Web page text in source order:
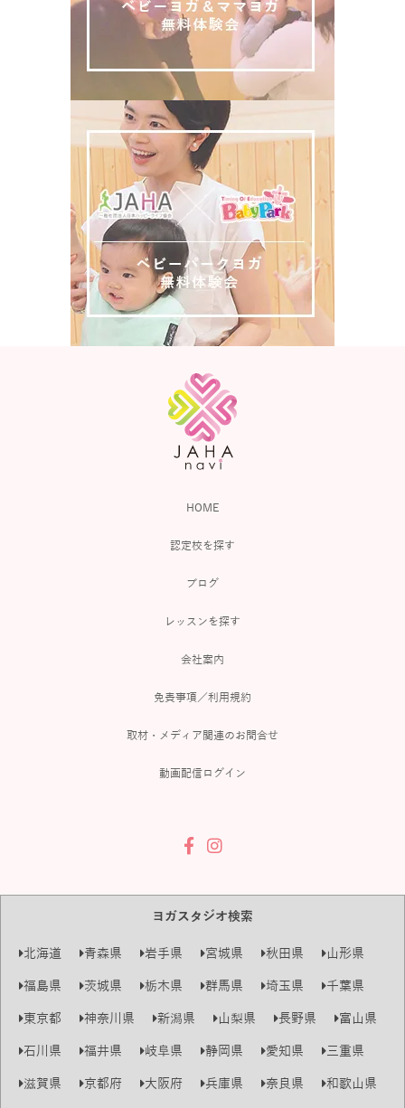
HOME
認定校を探す
ブログ
レッスンを探す
会社案内
免責事項／利用規約
取材・メディア関連のお問合せ
動画配信ログイン
ヨガスタジオ検索
北海道 青森県 岩手県 宮城県 秋田県
山形県
福島県
茨城県 栃木県 群馬県 埼玉県
千葉県
東京都
神奈川県 新潟県 山梨県 長野県
富山県
石川県
福井県 岐阜県 静岡県 愛知県
三重県
滋賀県
京都府 大阪府 兵庫県 奈良県
和歌山県